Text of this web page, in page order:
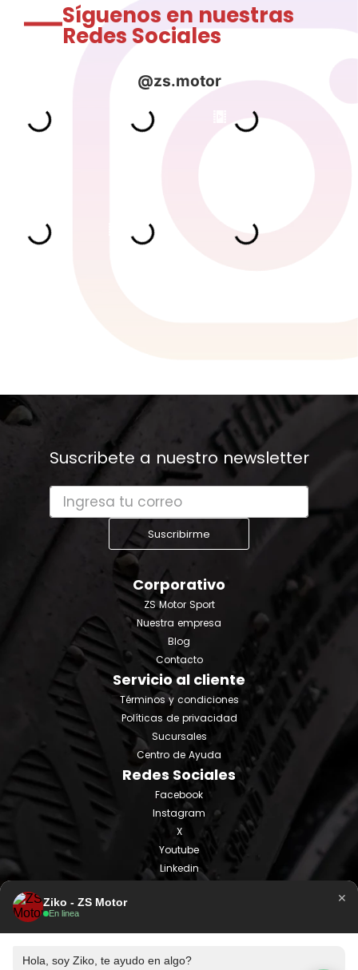
Síguenos en nuestras
Redes Sociales
Suscribete a nuestro newsletter
Suscribirme
Corporativo
ZS Motor Sport
Nuestra empresa
Blog
Contacto
Servicio al cliente
Términos y condiciones
Políticas de privacidad
Sucursales
Centro de Ayuda
Redes Sociales
Facebook
Instagram
X
Youtube
Linkedin
Ziko - ZS Motor
En linea
×
Hola, soy Ziko, te ayudo en algo?